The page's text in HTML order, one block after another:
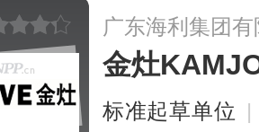
广东海利集团
金灶
标准起草单位 |